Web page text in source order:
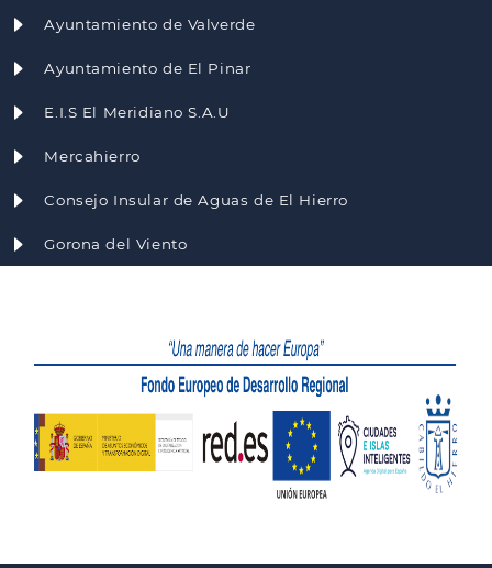
Ayuntamiento de Valverde
Ayuntamiento de El Pinar
E.I.S El Meridiano S.A.U
Mercahierro
Consejo Insular de Aguas de El Hierro
Gorona del Viento